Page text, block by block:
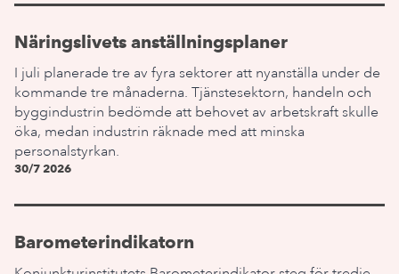
Näringslivets anställningsplaner
I juli planerade tre av fyra sektorer att nyanställa under de
kommande tre månaderna. Tjänstesektorn, handeln och
byggindustrin bedömde att behovet av arbetskraft skulle
öka, medan industrin räknade med att minska
personalstyrkan.
30/7 2026
Barometerindikatorn